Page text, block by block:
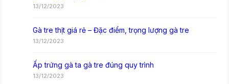
13/12/2023
Gà tre thịt giá rẻ – Đặc điểm, trọng lượng gà tre
13/12/2023
Ấp trứng gà ta gà tre đúng quy trình
13/12/2023